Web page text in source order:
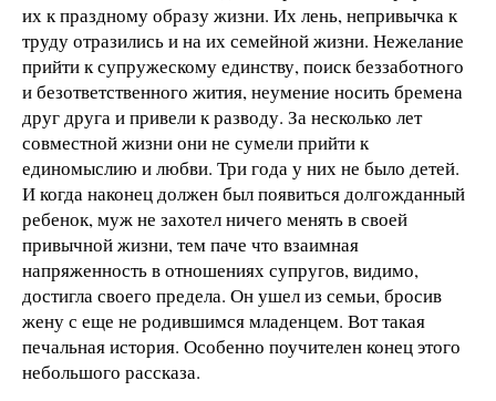
их к праздному образу жизни. Их лень, непривычка к
труду отразились и на их семейной жизни. Нежелание
прийти к супружескому единству, поиск беззаботного
и безответственного жития, неумение носить бремена
друг друга и привели к разводу. За несколько лет
совместной жизни они не сумели прийти к
единомыслию и любви. Три года у них не было детей.
И когда наконец должен был появиться долгожданный
ребенок, муж не захотел ничего менять в своей
привычной жизни, тем паче что взаимная
напряженность в отношениях супругов, видимо,
достигла своего предела. Он ушел из семьи, бросив
жену с еще не родившимся младенцем. Вот такая
печальная история. Особенно поучителен конец этого
небольшого рассказа.